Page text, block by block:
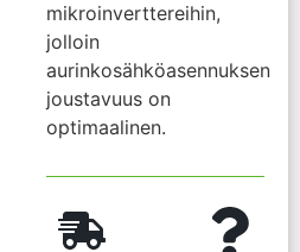
mikroinverttereihin,
jolloin
aurinkosähköasennuksen
joustavuus on
optimaalinen.